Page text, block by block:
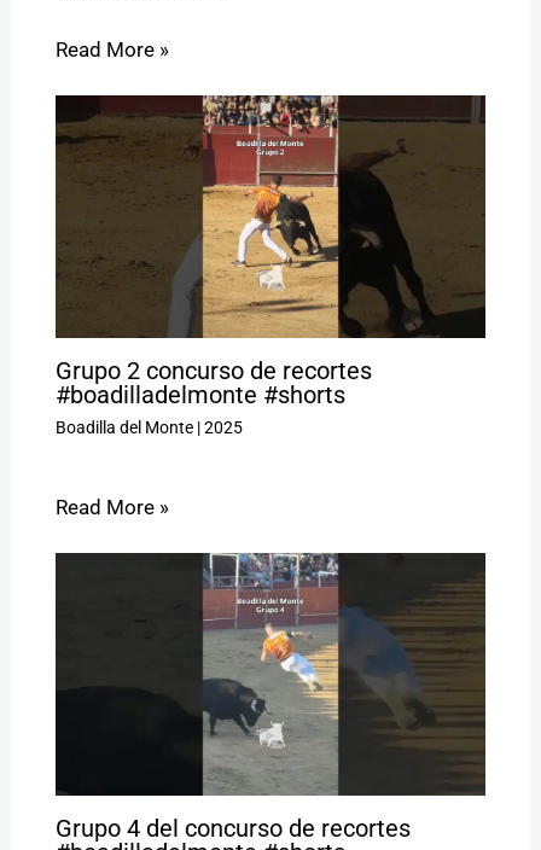
Read More »
Grupo 2 concurso de recortes
#boadilladelmonte #shorts
Boadilla del Monte|2025
Read More »
Grupo 4 del concurso de recortes